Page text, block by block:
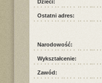
Dzieci:
Ostatni adres:
Narodowość:
Wykształcenie:
Zawód: